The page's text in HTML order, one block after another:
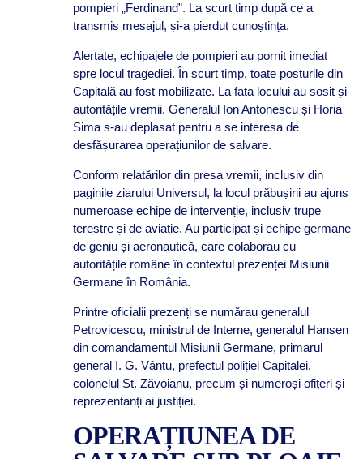
pompieri „Ferdinand”. La scurt timp după ce a
transmis mesajul, și-a pierdut cunoștința.
Alertate, echipajele de pompieri au pornit imediat
spre locul tragediei. În scurt timp, toate posturile din
Capitală au fost mobilizate. La fața locului au sosit și
autoritățile vremii. Generalul Ion Antonescu și Horia
Sima s-au deplasat pentru a se interesa de
desfășurarea operațiunilor de salvare.
Conform relatărilor din presa vremii, inclusiv din
paginile ziarului Universul, la locul prăbușirii au ajuns
numeroase echipe de intervenție, inclusiv trupe
terestre și de aviație. Au participat și echipe germane
de geniu și aeronautică, care colaborau cu
autoritățile române în contextul prezenței Misiunii
Germane în România.
Printre oficialii prezenți se numărau generalul
Petrovicescu, ministrul de Interne, generalul Hansen
din comandamentul Misiunii Germane, primarul
general I. G. Vântu, prefectul poliției Capitalei,
colonelul St. Zăvoianu, precum și numeroși ofițeri și
reprezentanți ai justiției.
OPERAȚIUNEA DE